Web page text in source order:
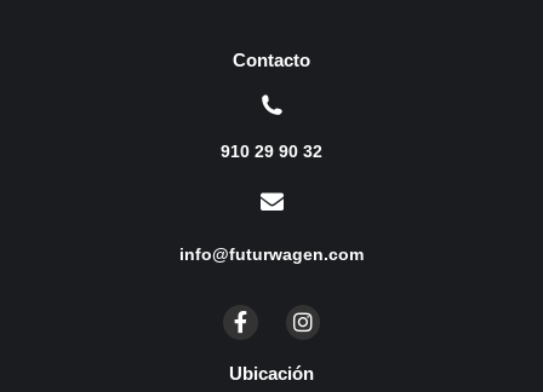
Contacto
910 29 90 32
info@futurwagen.com
Ubicación